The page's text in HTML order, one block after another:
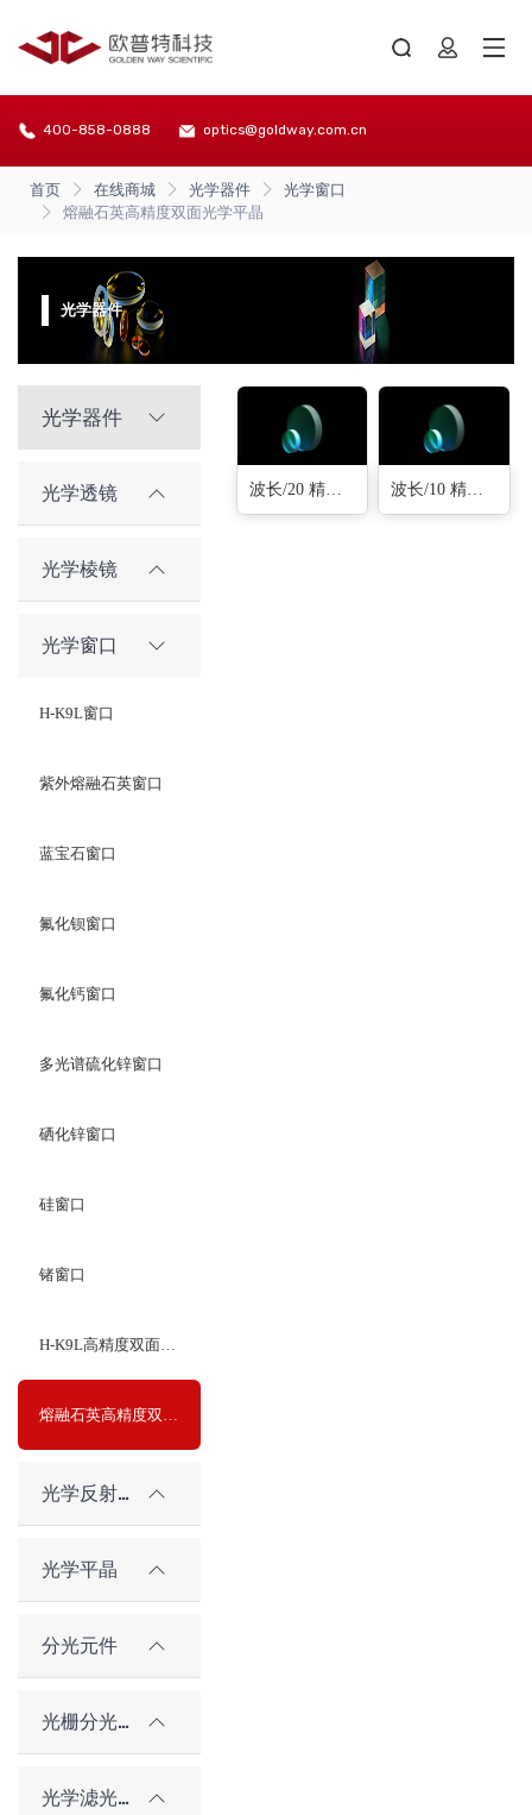
400-858-0888 optics@goldway.com.cn
首页 在线商城 光学器件
光学窗口
熔融石英高精度双面光学平晶
光学器件
光学器件
光学透镜
光学棱镜
光学窗口
H-K9L窗口
紫外熔融石英窗口
蓝宝石窗口
氟化钡窗口
氟化钙窗口
多光谱硫化锌窗口
硒化锌窗口
硅窗口
锗窗口
光学反射镜
光学平晶
分光元件
光栅分光元件
光学滤光片
波长/20 精度(16种)